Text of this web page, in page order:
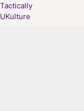
Tactically
UKulture